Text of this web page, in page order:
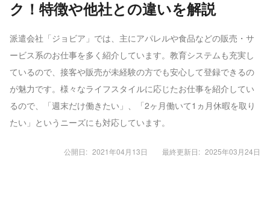
ク！特徴や他社との違いを解説
派遣会社「ジョビア」では、主にアパレルや食品などの販売・サ
ービス系のお仕事を多く紹介しています。教育システムも充実し
ているので、接客や販売が未経験の方でも安心して登録できるの
が魅力です。様々なライフスタイルに応じたお仕事を紹介してい
るので、「週末だけ働きたい」、「2ヶ月働いて1ヵ月休暇を取り
たい」というニーズにも対応しています。
公開日: 2021年04月13日 最終更新日: 2025年03月24日